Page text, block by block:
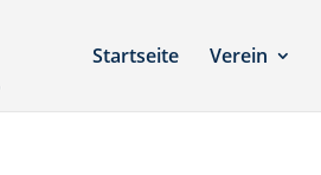
Startseite Verein